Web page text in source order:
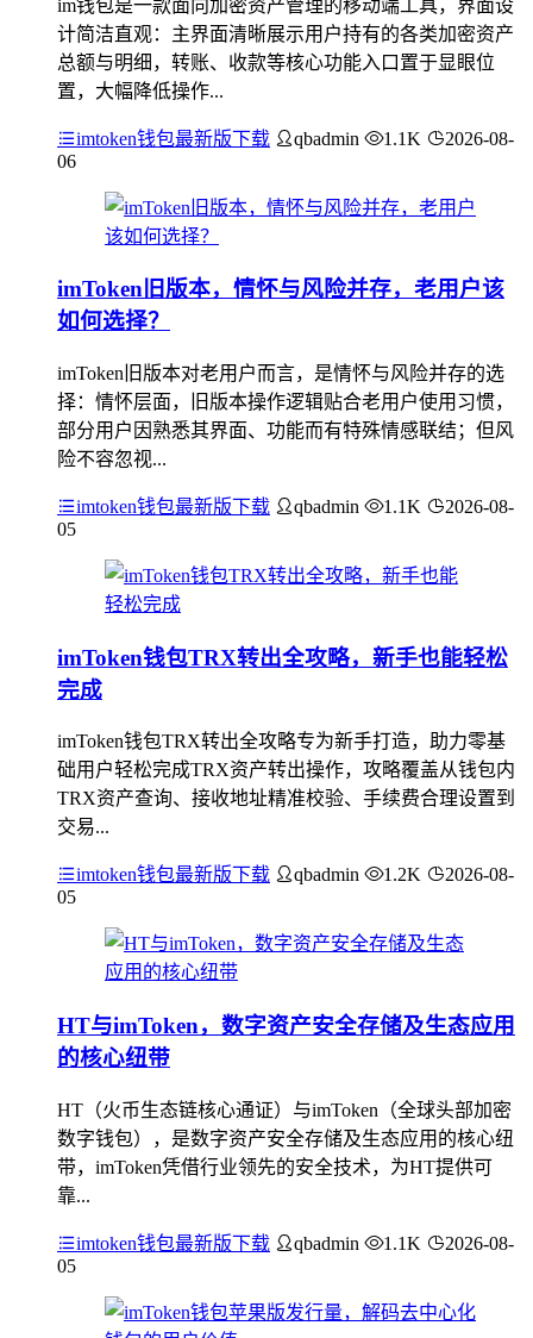
im钱包是一款面向加密资产管理的移动端工具，界面设
计简洁直观：主界面清晰展示用户持有的各类加密资产
总额与明细，转账、收款等核心功能入口置于显眼位
置，大幅降低操作...
imtoken钱包最新版下载 qbadmin 1.1K
2026-08-
06
imToken旧版本，情怀与风险并存，老用户该
如何选择？
imToken旧版本对老用户而言，是情怀与风险并存的选
择：情怀层面，旧版本操作逻辑贴合老用户使用习惯，
部分用户因熟悉其界面、功能而有特殊情感联结；但风
险不容忽视...
imtoken钱包最新版下载 qbadmin 1.1K
2026-08-
05
imToken钱包TRX转出全攻略，新手也能轻松
完成
imToken钱包TRX转出全攻略专为新手打造，助力零基
础用户轻松完成TRX资产转出操作，攻略覆盖从钱包内
TRX资产查询、接收地址精准校验、手续费合理设置到
交易...
imtoken钱包最新版下载 qbadmin 1.2K
2026-08-
05
HT与imToken，数字资产安全存储及生态应用
的核心纽带
HT（火币生态链核心通证）与imToken（全球头部加密
数字钱包），是数字资产安全存储及生态应用的核心纽
带，imToken凭借行业领先的安全技术，为HT提供可
靠...
imtoken钱包最新版下载 qbadmin 1.1K
2026-08-
05